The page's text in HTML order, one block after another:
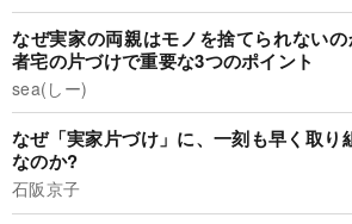
なぜ実家の両親はモノを捨てられない
者宅の片づけで重要な3つのポイント
sea(しー)
なぜ「実家片づけ」に、一刻も早く取り
なのか?
石阪京子